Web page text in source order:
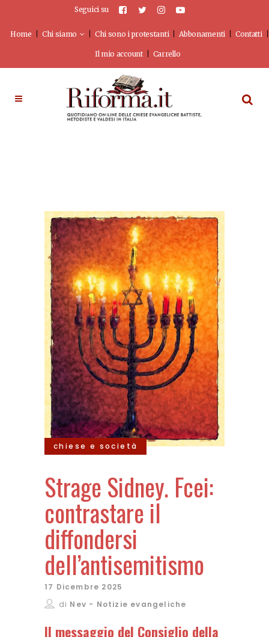
Seguici su
Home Chi siamo Chi sono i protestanti Abbonamenti Contatti
Il mio account Carrello
chiese e società
Strage Sidney. Fcei:
contrastare il
diffondersi
dell’antisemitismo
17 Dicembre 2025
di Nev - Notizie evangeliche
Il messaggio del Consiglio della